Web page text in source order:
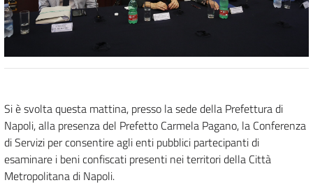
Si è svolta questa mattina, presso la sede della Prefettura di
Napoli, alla presenza del Prefetto Carmela Pagano, la Conferenza
di Servizi per consentire agli enti pubblici partecipanti di
esaminare i beni confiscati presenti nei territori della Città
Metropolitana di Napoli.